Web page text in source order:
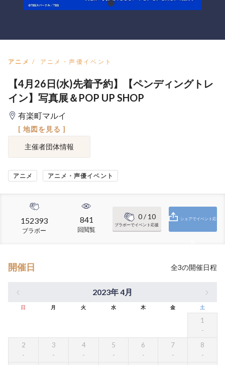
アニメ アニメ・声優イベント
【4月26日(水)先着予約】【ペンディングトレ
イン】写真展＆POP UP SHOP
有楽町マルイ
[ 地図を見る ]
主催者団体情報
アニメ アニメ・声優イベント
152393
ブラボー
841
回閲覧
0/ 10
ブラボーでイベント応援
シェアでイベント応
開催日 全3の開催日程
2023年 4月
日 月 火 水 木 金 土
1
2 3 4 5 6 7 8